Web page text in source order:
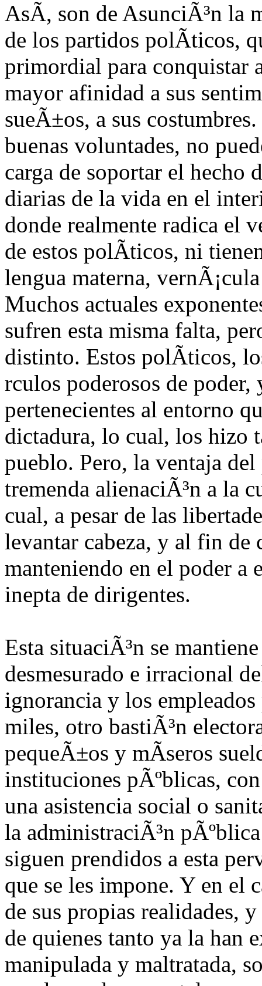
AsÃ­, son de AsunciÃ³n la
de los partidos polÃ­ticos,
primordial para conquistar
mayor afinidad a sus
sueÃ±os, a sus
buenas voluntades, no
carga de soportar el hecho
diarias de la vida en el
donde realmente radica el
de estos polÃ­ticos, ni
lengua materna,
Muchos actuales
sufren esta misma falta,
distinto. Estos polÃ­ticos,
rculos poderosos de
pertenecientes al entorno
dictadura, lo cual, los
pueblo. Pero, la ventaja
tremenda alienaciÃ³n a la
cual, a pesar de las
levantar cabeza, y al fin de
manteniendo en el poder a
inepta de dirigentes.
Esta situaciÃ³n se
desmesurado e irracional
ignorancia y los
miles, otro bastiÃ³n
pequeÃ±os y mÃ­seros
instituciones pÃºblicas,
una asistencia social o
la administraciÃ³n
siguen prendidos a esta
que se les impone. Y en el
de sus propias realidades,
de quienes tanto ya la han
manipulada y maltratada,